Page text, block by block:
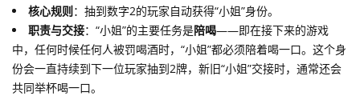
核心规则：抽到数字2的玩家自动获得“小姐”身份。
职责与交接：“小姐”的主要任务是陪喝——即在接下来的游戏
中，任何时候任何人被罚喝酒时，“小姐”都必须陪着喝一口。这个身
份会一直持续到下一位玩家抽到2牌，新旧“小姐”交接时，通常还会
共同举杯喝一口。